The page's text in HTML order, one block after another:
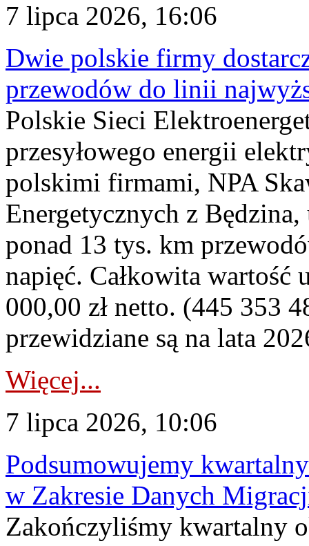
7 lipca 2026, 16:06
Dwie polskie firmy
przewodów do linii
Polskie Sieci
przesyłowego energii
polskimi firmami, NPA
Energetycznych z
ponad 13 tys. km
napięć. Całkowita
000,00 zł netto. (445 353
przewidziane są na lata
Więcej...
7 lipca 2026, 10:06
Podsumowujemy
w Zakresie Danych
Zakończyliśmy kwartalny